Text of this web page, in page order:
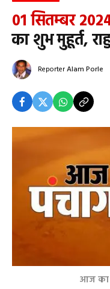
01 सितम्बर
का शुभ मुहूर्त,
ReporterAlam Porle
आज का